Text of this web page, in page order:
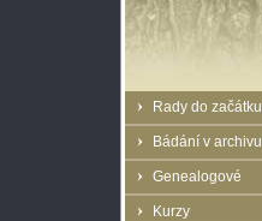
Rady do začátku
Bádání v archivu
Genealogové
Kurzy